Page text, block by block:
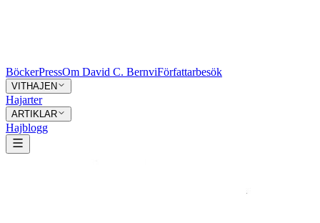
BöckerPressOm David C. BernviFörfattarbesök
VITHAJEN
Hajarter
ARTIKLAR
Hajblogg